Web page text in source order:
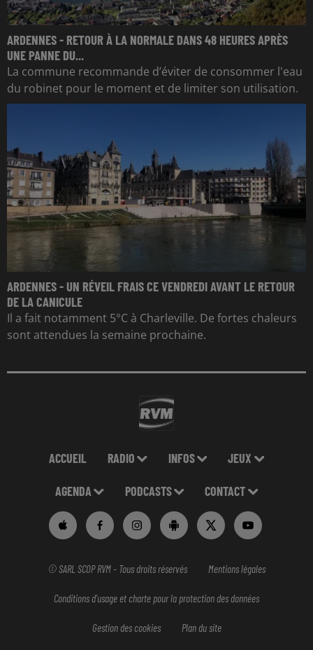
ARDENNES - RETOUR À LA NORMALE DANS 48 HEURES APRÈS
UNE PANNE DU...
La commune recommande d’éviter de consommer l'eau
du robinet pour le moment et de limiter son utilisation.
ARDENNES - UN RÉVEIL FRAIS CE VENDREDI AVANT LE RETOUR
DE LA CANICULE
Il a fait notamment 5°C à Charleville. De fortes chaleurs
sont attendues la semaine prochaine.
ACCUEIL RADIO INFOS JEUX
AGENDA PODCASTS CONTACT
© SARL SCOP RVM - Tous droits réservés Mentions légales
Conditions d'usage et charte pour la protection des données
Gestion des cookies Plan du site